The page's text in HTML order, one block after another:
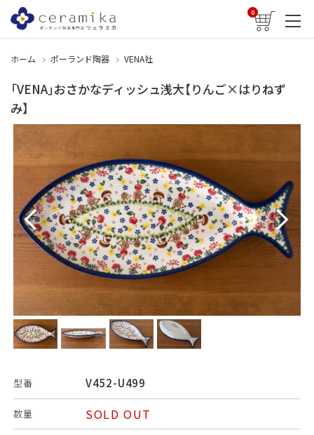
0
ホーム ポーランド陶器 VENA社
「VENA」おさかなディッシュ浅大【りんご×はりねず
み】
型番 V452-U499
数量 SOLD OUT